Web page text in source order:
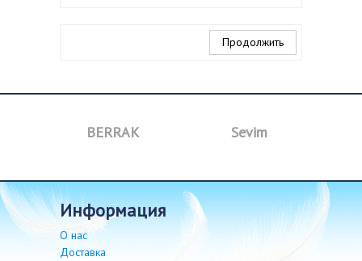
Продолжить
BERRAK Sevim
информация
О нас
Доставка